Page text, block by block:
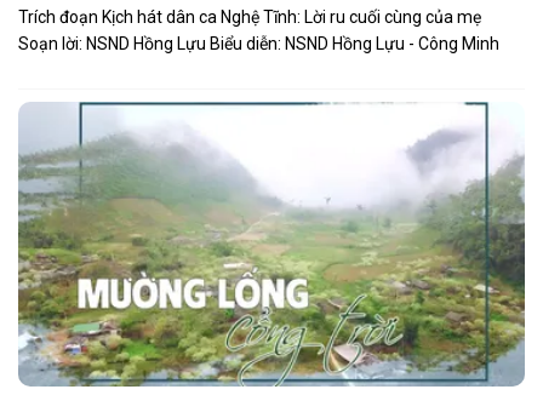
Trích đoạn Kịch hát dân ca Nghệ Tĩnh: Lời ru cuối cùng của mẹ
Soạn lời: NSND Hồng Lựu Biểu diễn: NSND Hồng Lựu - Công Minh